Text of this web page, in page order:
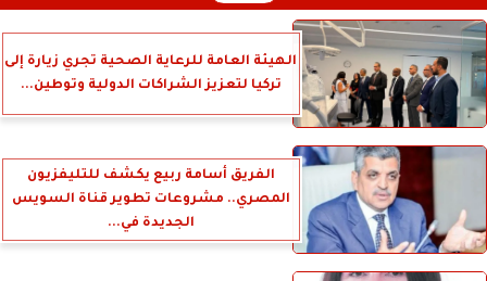
الهيئة العامة للرعاية الصحية تجري زيارة إلى
تركيا لتعزيز الشراكات الدولية وتوطين...
الفريق أسامة ربيع يكشف للتليفزيون
المصري.. مشروعات تطوير قناة السويس
الجديدة في...